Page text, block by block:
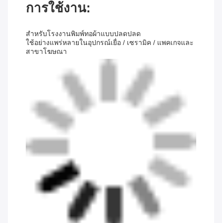
การใช้งาน:
สําหรับโรงงานพิมพ์ทอผ้าแบบปลดปลด
ใช้อย่างแพร่หลายในอุปกรณ์เยื่อ / เซรามิค / แพคเกจและ
สาขาโฆษณา